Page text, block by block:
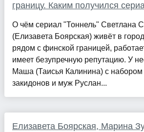
границу. Каким получился
О чём сериал "Тоннель" Светлана
(Елизавета Боярская) живёт в
рядом с финской границей,
имеет безупречную репутацию. У
Маша (Таисья Калинина) с набором
закидонов и муж Руслан...
Елизавета Боярская, Марина